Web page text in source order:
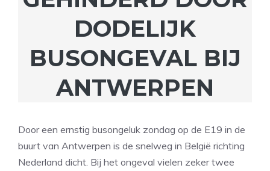
DODELIJK
BUSONGEVAL BIJ
ANTWERPEN
Door een ernstig busongeluk zondag op de E19 in de
buurt van Antwerpen is de snelweg in België richting
Nederland dicht. Bij het ongeval vielen zeker twee